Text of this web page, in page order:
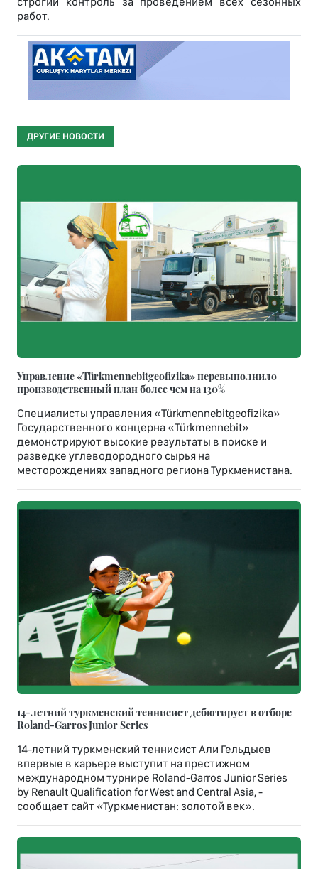
работ.
ДРУГИЕ НОВОСТИ
Управление «Türkmennebitgeofizika» перевыполнило
производственный план более чем на 130%
Специалисты управления «Türkmennebitgeofizika»
Государственного концерна «Türkmennebit»
демонстрируют высокие результаты в поиске и
разведке углеводородного сырья на
месторождениях западного региона Туркменистана.
14-летний туркменский теннисист дебютирует в отборе
Roland-Garros Junior Series
14-летний туркменский теннисист Али Гельдыев
впервые в карьере выступит на престижном
международном турнире Roland-Garros Junior Series
by Renault Qualification for West and Central Asia, -
сообщает сайт «Туркменистан: золотой век».